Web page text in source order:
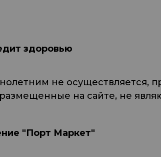
здоровью
не осуществляется,
на сайте, не
"Порт Маркет"